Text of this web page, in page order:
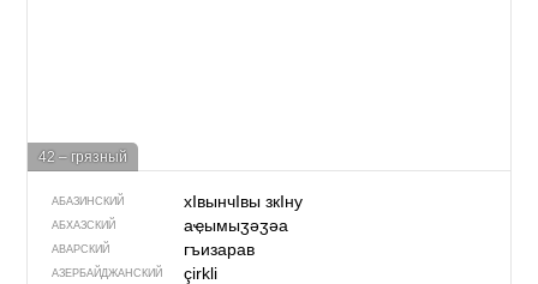
42 – грязный
АБАЗИНСКИЙ хIвынчIвы зкIну
АБХАЗСКИЙ аҿымыӡәӡәа
АВАРСКИЙ гъизарав
АЗЕРБАЙДЖАН­СКИЙ çirkli